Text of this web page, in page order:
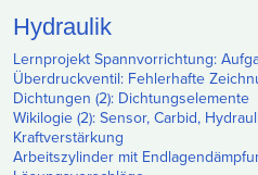
Hydraulik
Lernprojekt Spannvorrichtung:
Überdruckventil: Fehlerhafte
Dichtungen (2): Dichtungselemente
Wikilogie (2): Sensor, Carbid,
Kraftverstärkung
Arbeitszylinder mit